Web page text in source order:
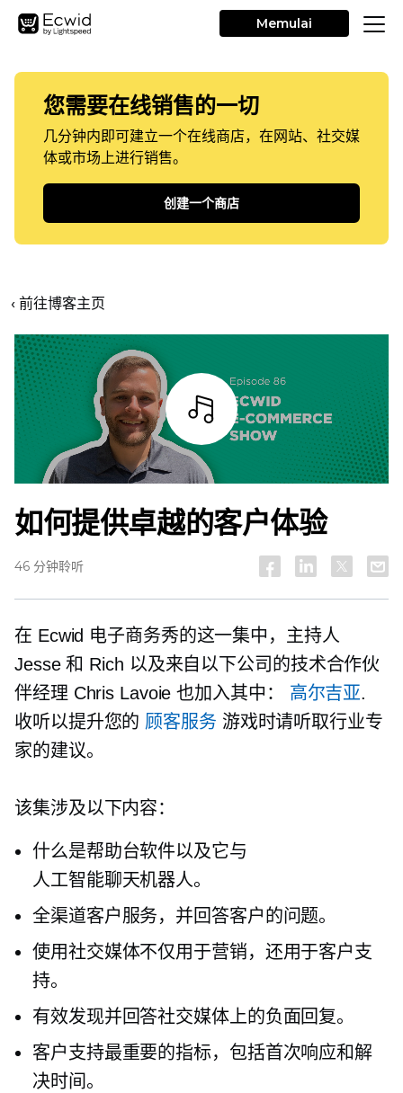
Memulai
您需要在线销售的一切
几分钟内即可建立一个在线商店，在网站、社交媒
体或市场上进行销售。
创建一个商店
‹ 前往博客主页
试听
如何提供卓越的客户体验
46 分钟聆听
在 Ecwid 电子商务秀的这一集中，主持人
Jesse 和 Rich 以及来自以下公司的技术合作伙
伴经理 Chris Lavoie 也加入其中： 高尔吉亚.
收听以提升您的 顾客服务 游戏时请听取行业专
家的建议。
该集涉及以下内容：
什么是帮助台软件以及它与
人工智能聊天机器人。
全渠道客户服务，并回答客户的问题。
使用社交媒体不仅用于营销，还用于客户支
持。
有效发现并回答社交媒体上的负面回复。
客户支持最重要的指标，包括首次响应和解
决时间。